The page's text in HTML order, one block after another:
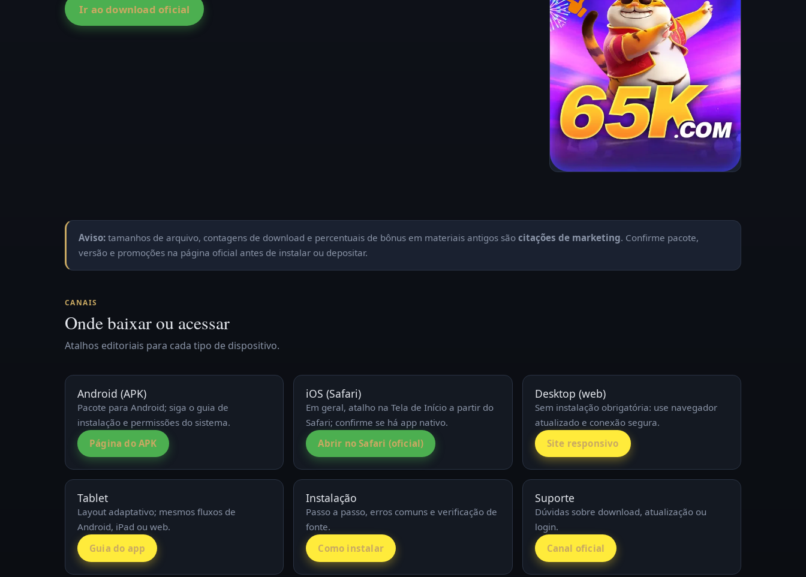
Ir ao download oficial
Aviso: tamanhos de arquivo, contagens de download e percentuais de bônus em materiais antigos são citações de marketing. Confirme pacote,
versão e promoções na página oficial antes de instalar ou depositar.
CANAIS
Onde baixar ou acessar
Atalhos editoriais para cada tipo de dispositivo.
Android (APK)
Pacote para Android; siga o guia de
instalação e permissões do sistema.
Página do APK
iOS (Safari)
Em geral, atalho na Tela de Início a partir do
Safari; confirme se há app nativo.
Abrir no Safari (oficial)
Desktop (web)
Sem instalação obrigatória: use navegador
atualizado e conexão segura.
Site responsivo
Tablet
Layout adaptativo; mesmos fluxos de
Android, iPad ou web.
Guia do app
Instalação
Passo a passo, erros comuns e verificação de
fonte.
Como instalar
Suporte
Dúvidas sobre download, atualização ou
login.
Canal oficial